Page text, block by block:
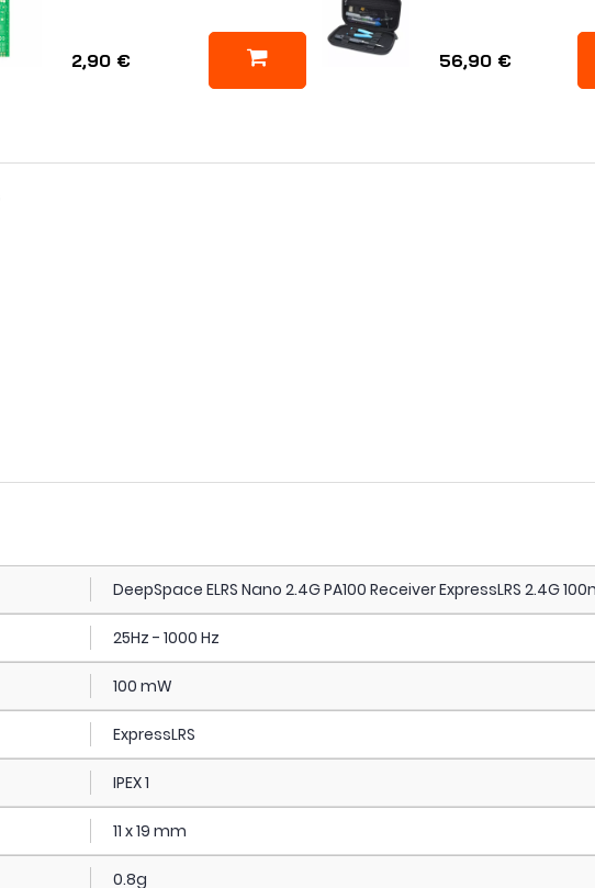
2,90 € 56,90 €
DeepSpace ELRS Nano 2.4G PA100 Receiver ExpressLRS 2.4G
25Hz - 1000 Hz
100 mW
ExpressLRS
IPEX 1
11 x 19 mm
0.8g